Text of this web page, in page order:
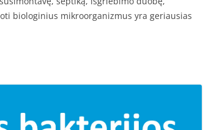
biologinius mikroorganizmus yra geriausias